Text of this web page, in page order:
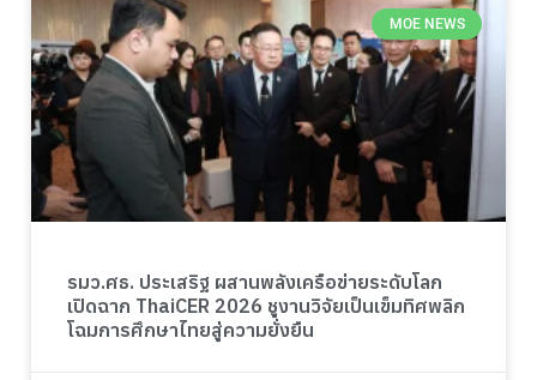
MOE NEWS
รมว.ศธ. ประเสริฐ ผสานพลังเครือข่ายระดับโลก
เปิดฉาก ThaiCER 2026 ชูงานวิจัยเป็นเข็มทิศพลิก
โฉมการศึกษาไทยสู่ความยั่งยืน